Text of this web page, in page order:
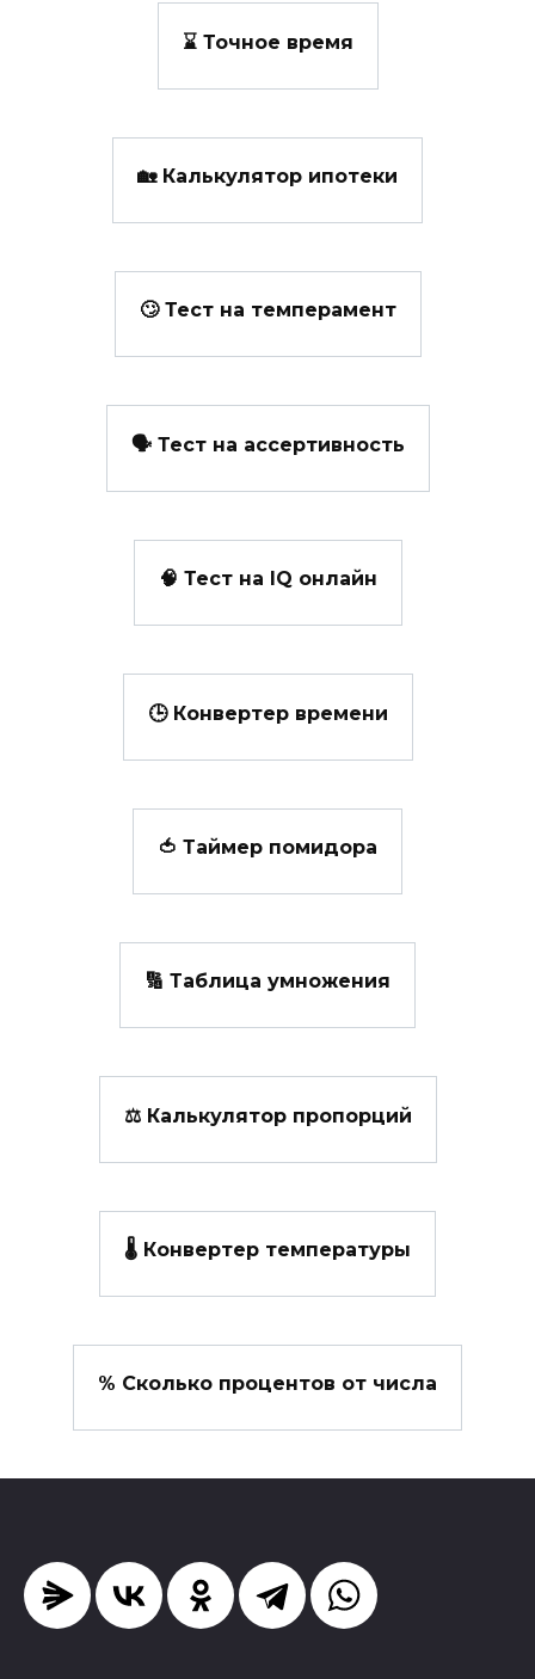
⌛ Точное время
🏡 Калькулятор ипотеки
🙄 Тест на темперамент
🗣️ Тест на ассертивность
🧠 Тест на IQ онлайн
🕒 Конвертер времени
🍅 Таймер помидора
🔢 Таблица умножения
⚖ Калькулятор пропорций
🌡️ Конвертер температуры
% Сколько процентов от числа